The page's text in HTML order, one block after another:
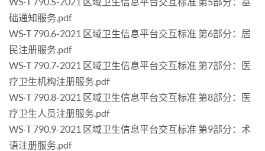
础通知服务.pdf
WS-T 790.6-2021 区域卫生信息平台交互标准 第6部分：居
民注册服务.pdf
WS-T 790.7-2021 区域卫生信息平台交互标准 第7部分：医
疗卫生机构注册服务.pdf
WS-T 790.8-2021 区域卫生信息平台交互标准 第8部分：医
疗卫生人员注册服务.pdf
WS-T 790.9-2021 区域卫生信息平台交互标准 第9部分：术
语注册服务.pdf